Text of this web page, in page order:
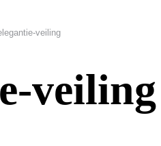
veiling
veiling